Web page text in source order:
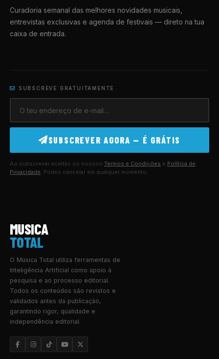
Curadoria semanal das melhores novidades musicais,
entrevistas exclusivas e agenda de festivais — direto na tua
caixa de entrada.
SUBSCREVE GRATUITAMENTE
SUBSCREVER AGORA — É GRÁTIS
Ao subscrever aceitas os nossos Termos e Condições e Política de
Privacidade. Podes cancelar em qualquer momento.
MUSICA
TOTAL
O Música Total utiliza ferramentas de
Inteligência Artificial como apoio à
pesquisa e ao processo editorial.
Todos os conteúdos são revistos e
validados antes da publicação,
garantindo rigor, qualidade e
independência editorial.